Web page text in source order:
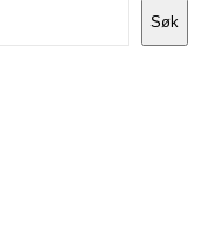
Søk